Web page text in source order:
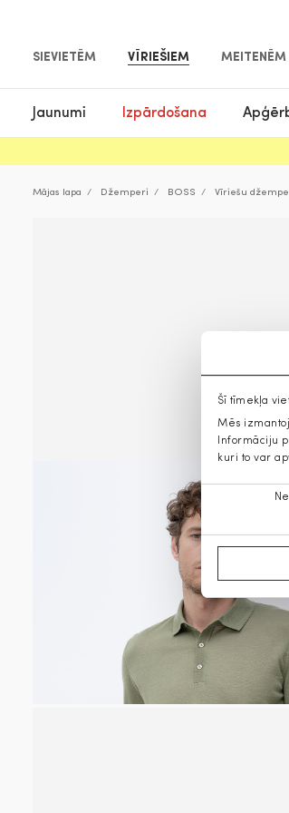
Šī tīmekļa
Mēs
Informāciju
kuri to var
Piekrišanas
izvēle
SIEVIETĒM VĪRIEŠIEM MEITENĒM
Jaunumi Izpārdošana
Mājas lapa Džemperi BOSS Vīriešu